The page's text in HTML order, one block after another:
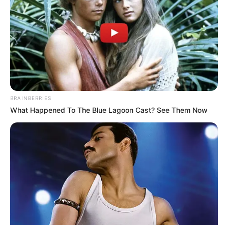
BRAINBERRIES
What Happened To The Blue Lagoon Cast? See Them Now